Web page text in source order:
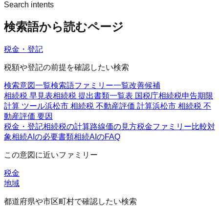
Search intents
検索語から読むページ
税金・登記
税額や登記の前提を確認したい検索
検索意図一覧検索語ファミリー一覧改善候補
相続税 早見表相続税 提出書類一覧表 国税庁相続税申告期限
計算 ツール浜松市 相続税 不動産評価 計算浜松市 相続税 不
動産評価 要因
税金・登記相続税の計算路線価の見方税金ファミリー比較対
象相続AIの必要書類相続AIのFAQ
この意図に近いファミリー
税金
地域
都道府県や市区町村で確認したい検索